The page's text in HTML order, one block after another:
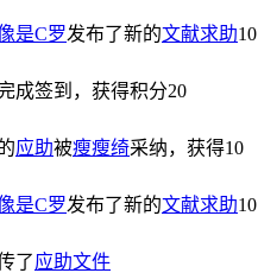
是C罗发布了新的文献求助10
成签到，获得积分20
应助被瘦瘦绮采纳，获得10
是C罗发布了新的文献求助10
了应助文件